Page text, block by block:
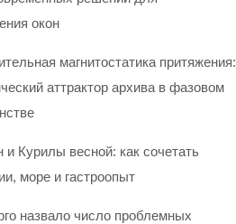
окон
магнитостатика притяжения:
аттрактор архива в фазовом
и Курилы весной: как сочетать
море и гастроопыт
назвало число проблемных